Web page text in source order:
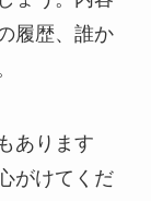
履歴、誰か
あります
がけてくだ